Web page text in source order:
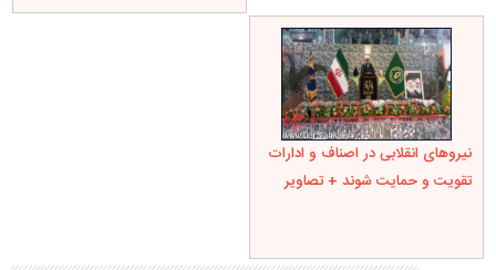
نیروهای انقلابی در اصناف و ادارات
تقویت و حمایت شوند + تصاویر